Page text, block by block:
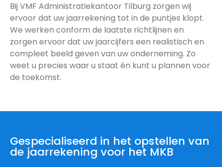
Bij VMF Administratiekantoor Tilburg zorgen wij
ervoor dat uw jaarrekening tot in de puntjes klopt.
We werken conform de laatste richtlijnen en
zorgen ervoor dat uw jaarcijfers een realistisch en
compleet beeld geven van uw onderneming. Zo
weet u precies waar u staat én kunt u plannen voor
de toekomst.
Gespecialiseerd in het opstellen van
de jaarrekening voor het MKB